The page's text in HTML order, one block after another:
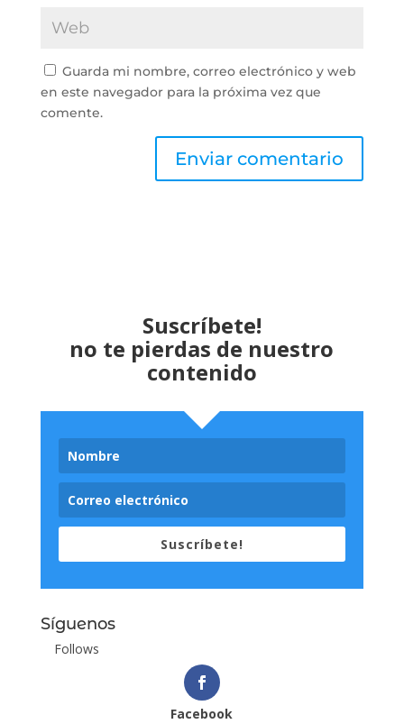
Guarda mi nombre, correo electrónico y web
en este navegador para la próxima vez que
comente.
Suscríbete!
no te pierdas de nuestro
contenido
Suscríbete!
Síguenos
Follows
Facebook